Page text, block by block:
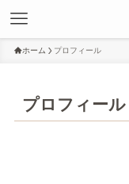
ホーム プロフィール
プロフィール